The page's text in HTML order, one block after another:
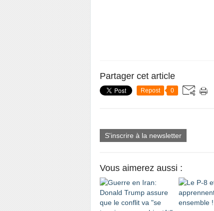
Partager cet article
Repost 0
S'inscrire à la newsletter
Vous aimerez aussi :